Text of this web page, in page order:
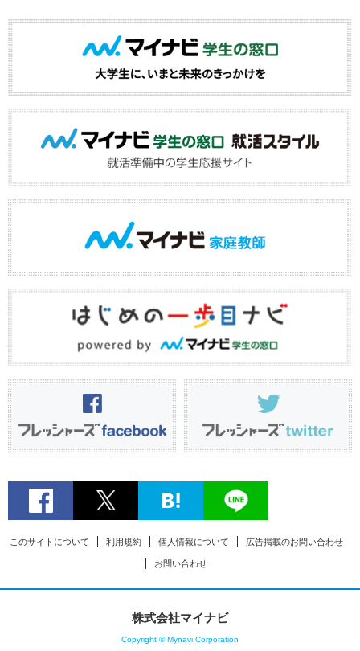
このサイトについて 利用規約 個人情報について 広告掲載のお問い合わせ
お問い合わせ
株式会社マイナビ
Copyright © Mynavi Corporation